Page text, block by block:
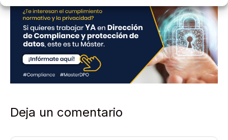
c
Deja un comentario